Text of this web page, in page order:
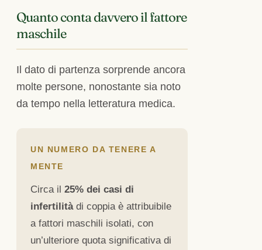
Quanto conta davvero il fattore
maschile
Il dato di partenza sorprende ancora
molte persone, nonostante sia noto
da tempo nella letteratura medica.
UN NUMERO DA TENERE A
MENTE
Circa il 25% dei casi di
infertilitàdi coppia è attribuibile
a fattori maschili isolati, con
un’ulteriore quota significativa di